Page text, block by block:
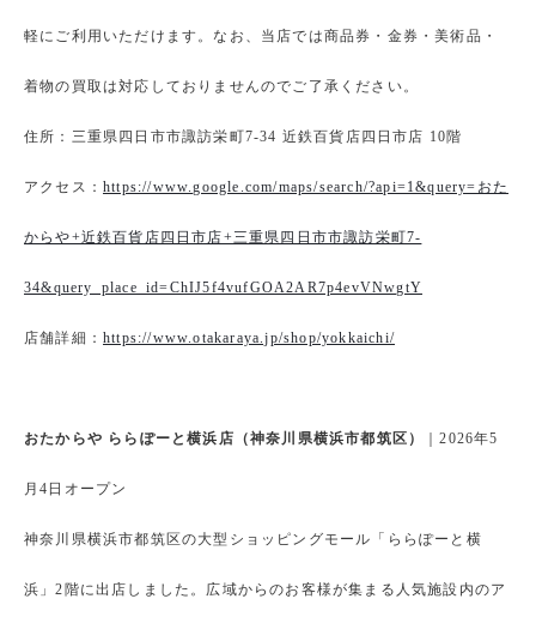
軽にご利用いただけます。なお、当店では商品券・金券・美術品・
着物の買取は対応しておりませんのでご了承ください。
住所：三重県四日市市諏訪栄町7-34 近鉄百貨店四日市店 10階
アクセス： https://www.google.com/maps/search/?api=1&query=おた
からや+近鉄百貨店四日市店+三重県四日市市諏訪栄町7-
34&query_place_id=ChIJ5f4vufGOA2AR7p4evVNwgtY
店舗詳細： https://www.otakaraya.jp/shop/yokkaichi/
おたからや ららぽーと横浜店（神奈川県横浜市都筑区） ｜2026年5
月4日オープン
神奈川県横浜市都筑区の大型ショッピングモール「ららぽーと横
浜」2階に出店しました。広域からのお客様が集まる人気施設内のア